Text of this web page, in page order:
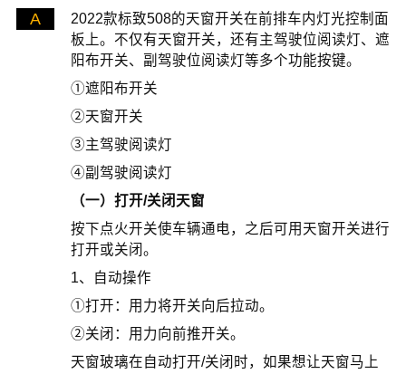
A
2022款标致508的天窗开关在前排车内灯光控制面
板上。不仅有天窗开关，还有主驾驶位阅读灯、遮
阳布开关、副驾驶位阅读灯等多个功能按键。
①遮阳布开关
②天窗开关
③主驾驶阅读灯
④副驾驶阅读灯
（一）打开/关闭天窗
按下点火开关使车辆通电，之后可用天窗开关进行
打开或关闭。
1、自动操作
①打开：用力将开关向后拉动。
②关闭：用力向前推开关。
天窗玻璃在自动打开/关闭时，如果想让天窗马上